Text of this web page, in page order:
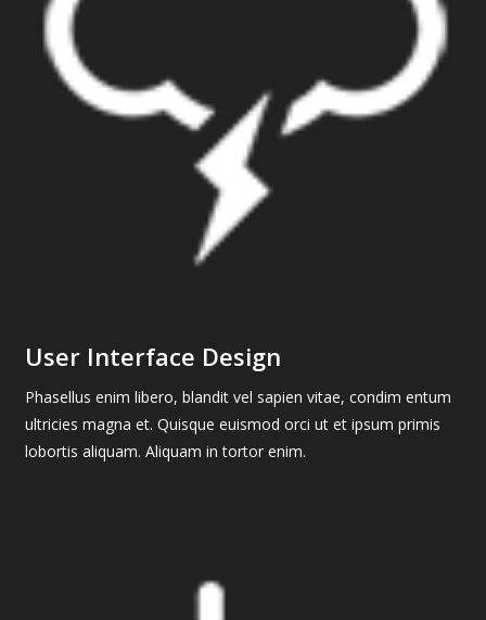
User Interface Design
Phasellus enim libero, blandit vel sapien vitae, condim entum
ultricies magna et. Quisque euismod orci ut et ipsum primis
lobortis aliquam. Aliquam in tortor enim.